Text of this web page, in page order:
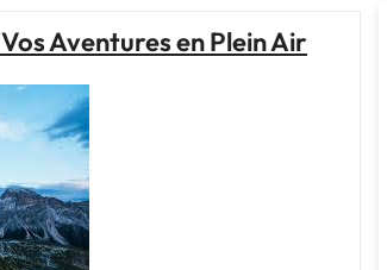
Aventures en Plein Air